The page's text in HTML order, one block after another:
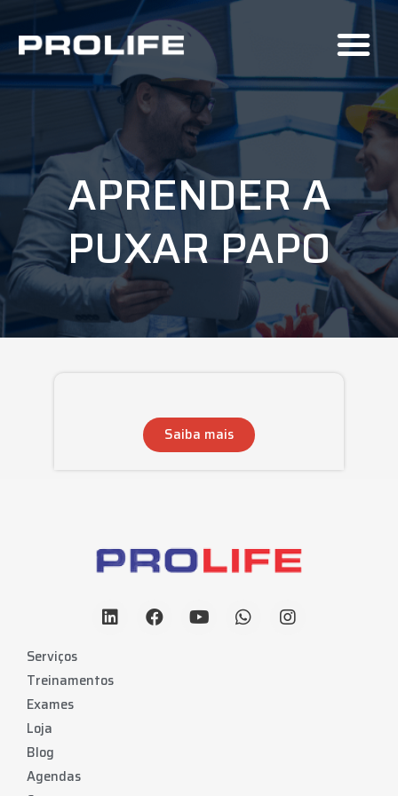
APRENDER A
PUXAR PAPO
Saiba mais
Serviços
Treinamentos
Exames
Loja
Blog
Agendas